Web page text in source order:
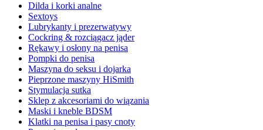
Dilda i korki analne
Sextoys
Lubrykanty i prezerwatywy
Cockring & rozciągacz jąder
Rękawy i osłony na penisa
Pompki do penisa
Maszyna do seksu i dojarka
Pieprzone maszyny HiSmith
Stymulacja sutka
Sklep z akcesoriami do wiązania
Maski i kneble BDSM
Klatki na penisa i pasy cnoty